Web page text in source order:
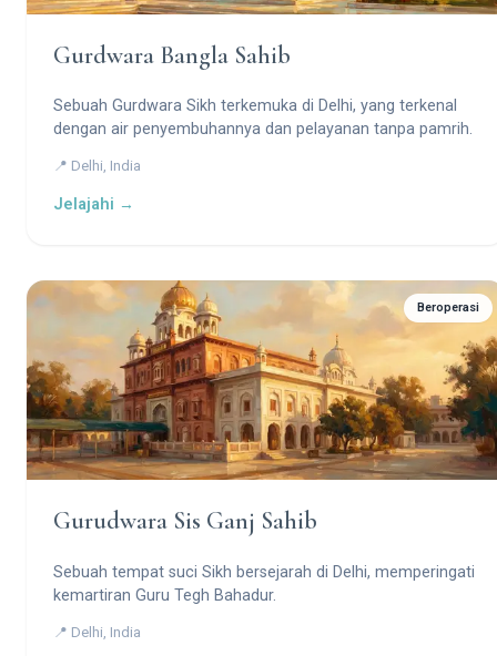
Gurdwara Bangla Sahib
Sebuah Gurdwara Sikh terkemuka di Delhi, yang terkenal
dengan air penyembuhannya dan pelayanan tanpa pamrih.
📍 Delhi, India
Jelajahi →
Beroperasi
Gurudwara Sis Ganj Sahib
Sebuah tempat suci Sikh bersejarah di Delhi, memperingati
kemartiran Guru Tegh Bahadur.
📍 Delhi, India